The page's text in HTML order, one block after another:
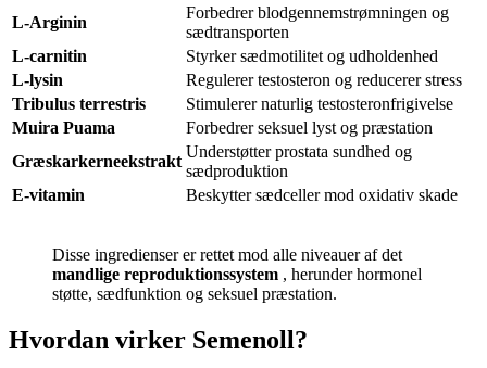
L-Arginin
Forbedrer blodgennemstrømningen og
sædtransporten
L-carnitin
Styrker sædmotilitet og udholdenhed
L-lysin
Regulerer testosteron og reducerer stress
Tribulus terrestris
Stimulerer naturlig testosteronfrigivelse
Muira Puama
Forbedrer seksuel lyst og præstation
Græskarkerneekstrakt
Understøtter prostata sundhed og
sædproduktion
E-vitamin
Beskytter sædceller mod oxidativ skade
Disse ingredienser er rettet mod alle niveauer af det
mandlige reproduktionssystem , herunder hormonel
støtte, sædfunktion og seksuel præstation.
Hvordan virker Semenoll?